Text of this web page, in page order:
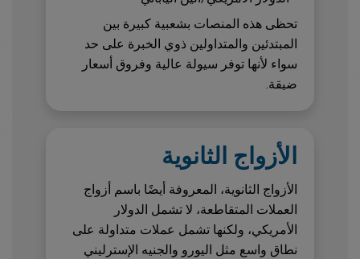
تحظى هذه المنصات بشعبية كبيرة بين
المبتدئين والمتداولين ذوي الخبرة على حد
سواء لأنها توفر سيولة عالية وفروق أسعار
ضيقة.
الأزواج الثانوية
الأزواج الثانوية، المعروفة أيضًا باسم أزواج
العملات المتقاطعة، لا تشمل الدولار
الأمريكي، ولكنها تشمل عملات متداولة على
نطاق واسع مثل اليورو والجنيه الإسترليني